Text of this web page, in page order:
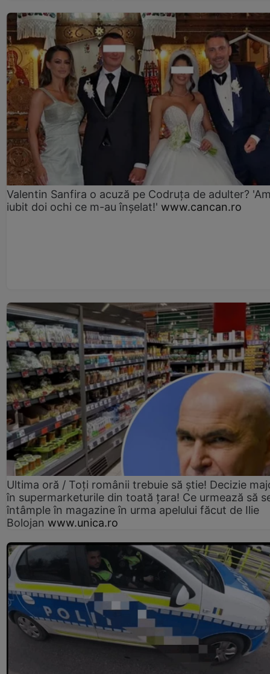
Valentin Sanfira o acuză pe Codruța de adulter?
iubit doi ochi ce m-au înșelat!' www.cancan.ro
Ultima oră / Toți românii trebuie să știe! Decizie
în supermarketurile din toată țara! Ce urmează să
întâmple în magazine în urma apelului făcut de Ilie
Bolojan www.unica.ro